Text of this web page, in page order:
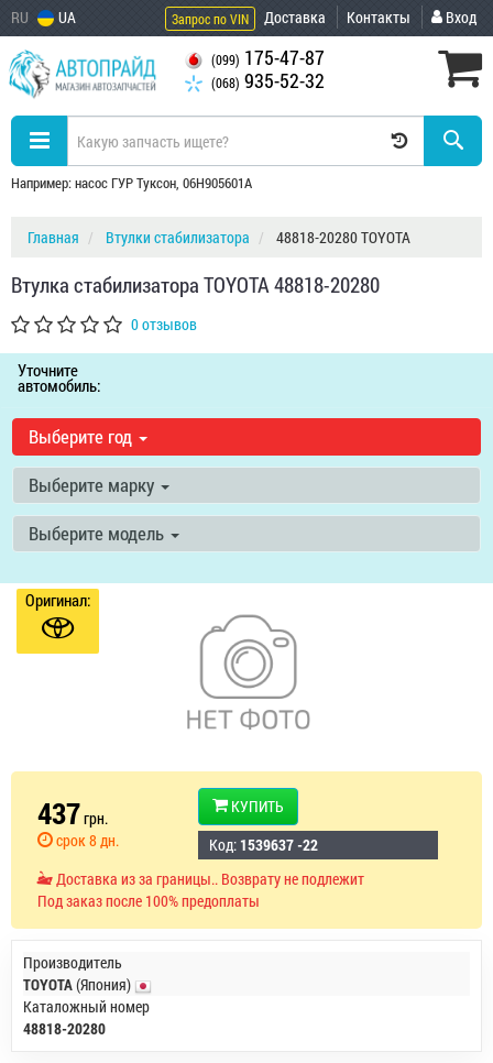
RU UA Запрос по VIN Доставка Контакты Вход
(099) 175-47-87
(068) 935-52-32
Например: насос ГУР Туксон, 06H905601A
Главная Втулки стабилизатора 48818-20280 TOYOTA
Втулка стабилизатора TOYOTA 48818-20280
0 отзывов
Уточните
автомобиль:
Выберите год
Выберите марку
Выберите модель
Оригинал:
437грн.
срок 8 дн.
КУПИТЬ
Код: 1539637 -22
Доставка из за границы.. Возврату не подлежит
Под заказ после 100% предоплаты
Производитель
TOYOTA(Япония)
Каталожный номер
48818-20280